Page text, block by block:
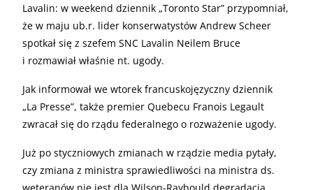
Lavalin: w weekend dziennik „Toronto Star” przypomniał,
że w maju ub.r. lider konserwatystów Andrew Scheer
spotkał się z szefem SNC Lavalin Neilem Bruce
i rozmawiał właśnie nt. ugody.
Jak informował we wtorek francuskojęzyczny dziennik
„La Presse”, także premier Quebecu Franois Legault
zwracał się do rządu federalnego o rozważenie ugody.
Już po styczniowych zmianach w rządzie media pytały,
czy zmiana z ministra sprawiedliwości na ministra ds.